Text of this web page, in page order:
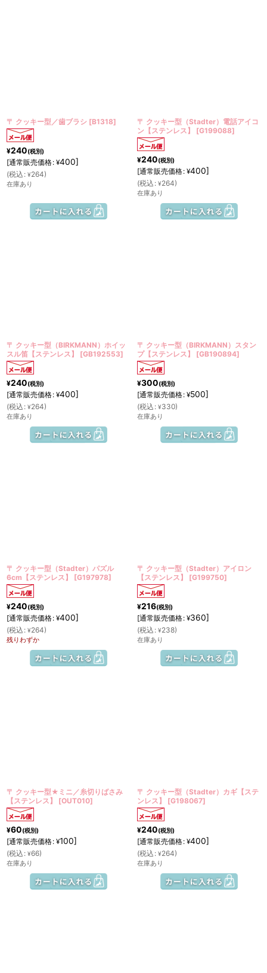
〒 クッキー型／歯ブラシ [B1318]
¥240(税別)
[通常販売価格: ¥400]
(税込 : ¥264)
在庫あり
〒 クッキー型（Stadter）電話アイコ
ン【ステンレス】
[G199088]
¥240(税別)
[通常販売価格: ¥400]
(税込 : ¥264)
在庫あり
〒 クッキー型（BIRKMANN）ホイッ
スル笛【ステンレス】
[GB192553]
¥240(税別)
[通常販売価格: ¥400]
(税込 : ¥264)
在庫あり
〒 クッキー型（BIRKMANN）スタン
プ【ステンレス】
[GB190894]
¥300(税別)
[通常販売価格: ¥500]
(税込 : ¥330)
在庫あり
〒 クッキー型（Stadter）パズル
6cm【ステンレス】
[G197978]
¥240(税別)
[通常販売価格: ¥400]
(税込 : ¥264)
残りわずか
〒 クッキー型（Stadter）アイロン
【ステンレス】
[G199750]
¥216(税別)
[通常販売価格: ¥360]
(税込 : ¥238)
在庫あり
〒 クッキー型★ミニ／糸切りばさみ
【ステンレス】
[OUT010]
¥60(税別)
[通常販売価格: ¥100]
(税込 : ¥66)
在庫あり
〒 クッキー型（Stadter）カギ【ステ
ンレス】
[G198067]
¥240(税別)
[通常販売価格: ¥400]
(税込 : ¥264)
在庫あり